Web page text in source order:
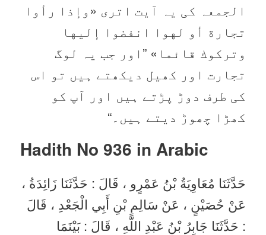
الجمعہ کی یہ آیت اتری «وإذا رأوا
تجارة أو لهوا انفضوا إليها
وتركوك قائما‏» ”اور جب یہ لوگ
تجارت اور کھیل دیکھتے ہیں تو اس
کی طرف دوڑ پڑتے ہیں اور آپ کو
کھڑا چھوڑ دیتے ہیں۔“
Hadith No 936 in Arabic
حَدَّثَنَا مُعَاوِيَةُ بْنُ عَمْرٍو ، قَالَ : حَدَّثَنَا زَائِدَةُ ،
عَنْ حُصَيْنٍ ، عَنْ سَالِمِ بْنِ أَبِي الْجَعْدِ ، قَالَ
: حَدَّثَنَا جَابِرُ بْنُ عَبْدِ اللَّهِ ، قَالَ : بَيْنَمَا